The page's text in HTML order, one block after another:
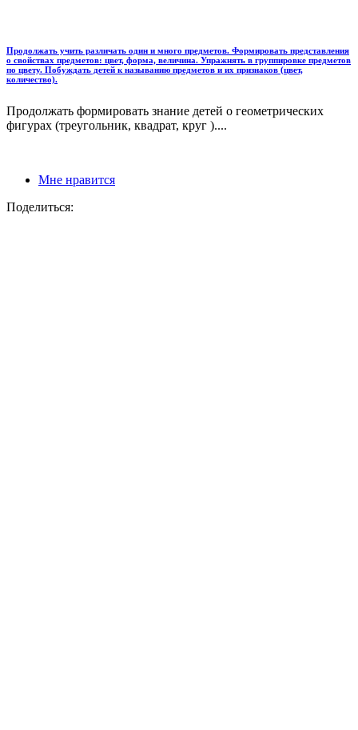
Продолжать учить различать один и много предметов. Формировать представления
о свойствах предметов: цвет, форма, величина. Упражнять в группировке предметов
по цвету. Побуждать детей к называнию предметов и их признаков (цвет,
количество).
Продолжать формировать знание детей о геометрических
фигурах (треугольник, квадрат, круг )....
Мне нравится
Поделиться: